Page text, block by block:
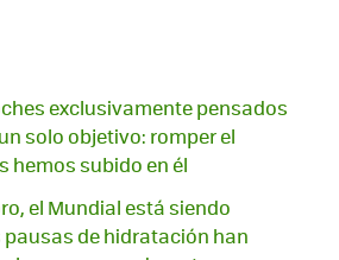
exclusivamente pensados
solo objetivo: romper el
hemos subido en él
el Mundial está siendo
de hidratación han